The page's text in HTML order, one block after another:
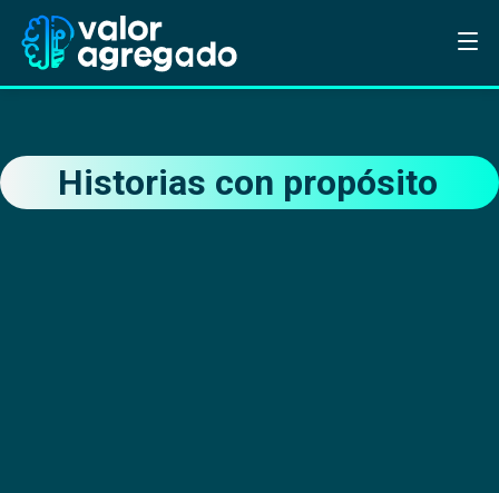
Historias con propósito